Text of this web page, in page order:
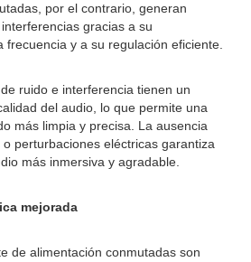
por el contrario, generan
gracias a su
frecuencia y a su regulación eficiente.
ruido e interferencia tienen un
del audio, lo que permite una
más limpia y precisa. La ausencia
perturbaciones eléctricas garantiza
más inmersiva y agradable.
mejorada
de alimentación conmutadas son